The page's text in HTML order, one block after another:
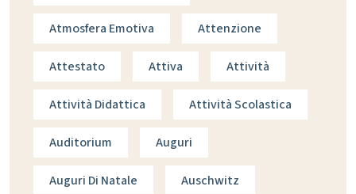
Atmosfera Emotiva Attenzione
Attestato Attiva Attività
Attività Didattica Attività Scolastica
Auditorium Auguri
Auguri Di Natale Auschwitz